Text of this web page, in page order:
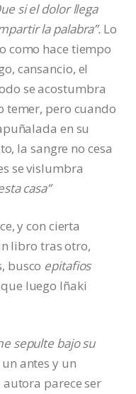
si el dolor llega
la palabra”. Lo
como hace tiempo
cansancio, el
se acostumbra
temer, pero cuando
en su
la sangre no cesa
se vislumbra
casa”
y con cierta
libro tras otro,
busco epitafios
luego Iñaki
sepulte bajo su
antes y un
parece ser